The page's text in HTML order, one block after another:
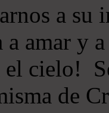
a su
amar y
cielo!
de